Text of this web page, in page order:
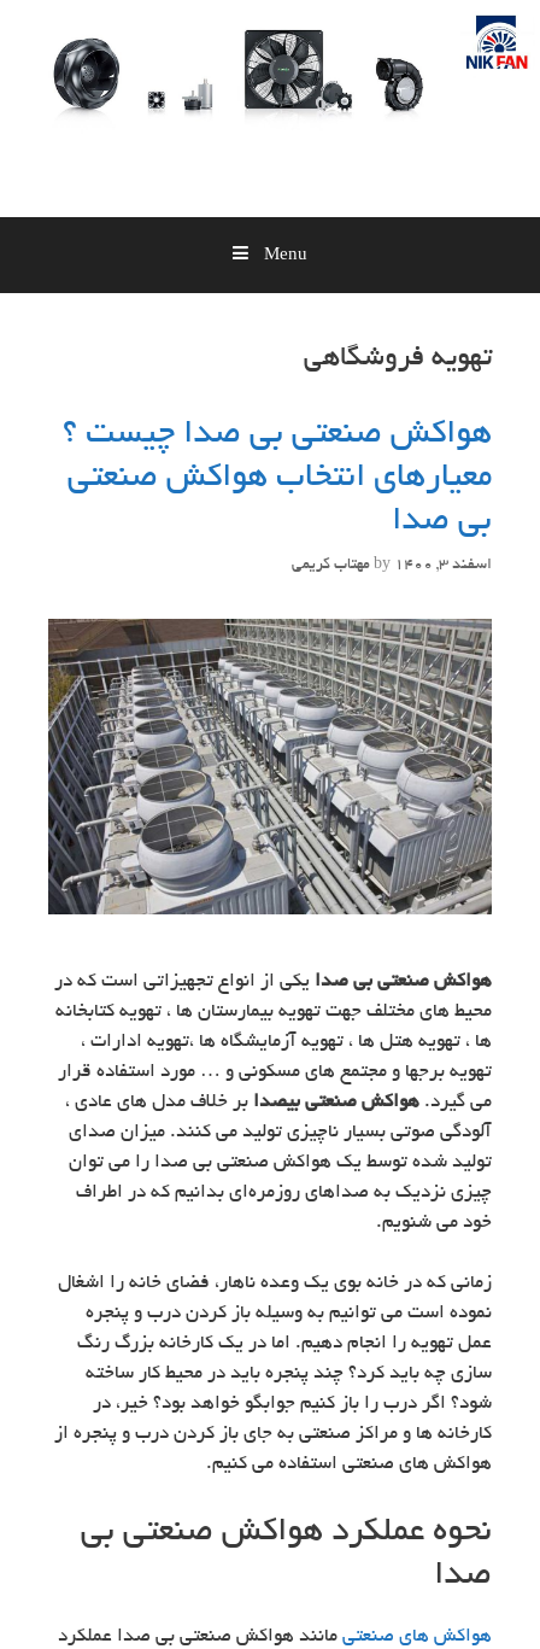
Skip
content
Menu
تهویه فروشگاهی
هواکش صنعتی بی صدا چیست ؟
معیارهای انتخاب هواکش صنعتی
بی صدا
اسفند 3, 1400 by مهتاب کریمی
هواکش صنعتی بی صدا یکی از انواع تجهیزاتی است که در
محیط های مختلف جهت تهویه بیمارستان ها ، تهویه کتابخانه
ها ، تهویه هتل ها ، تهویه آزمایشگاه ها ،تهویه ادارات ،
تهویه برجها و مجتمع های مسکونی و … مورد استفاده قرار
می گیرد. هواکش صنعتی بیصدا بر خلاف مدل های عادی ،
آلودگی صوتی بسیار ناچیزی تولید می کنند. میزان صدای
تولید شده توسط یک هواکش صنعتی بی صدا را می توان
چیزی نزدیک به صداهای روزمره‌ای بدانیم که در اطراف
خود می شنویم.
زمانی که در خانه بوی یک وعده ناهار، فضای خانه را اشغال
نموده است می توانیم به وسیله باز کردن درب و پنجره
عمل تهویه را انجام دهیم. اما در یک کارخانه بزرگ رنگ
سازی چه باید کرد؟ چند پنجره باید در محیط کار ساخته
شود؟ اگر درب را باز کنیم جوابگو خواهد بود؟ خیر، در
کارخانه ها و مراکز صنعتی به جای باز کردن درب و پنجره از
هواکش های صنعتی استفاده می کنیم.
نحوه عملکرد هواکش صنعتی بی
صدا
هواکش های صنعتی مانند هواکش صنعتی بی صدا عملکرد